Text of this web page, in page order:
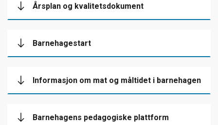
Årsplan og kvalitetsdokument
Barnehagestart
Informasjon om mat og måltidet i barnehagen
Barnehagens pedagogiske plattform